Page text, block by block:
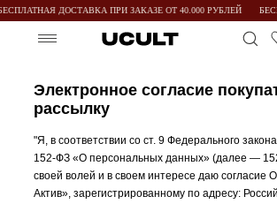
ДОСТАВКА ПРИ ЗАКАЗЕ ОТ 40.000 РУБЛЕЙ
Электронное согласие
рассылку
"Я, в соответствии со ст. 9 Федерального
152-ФЗ «О персональных данных» (далее —
своей волей и в своем интересе даю согласие
Актив», зарегистрированному по адресу: